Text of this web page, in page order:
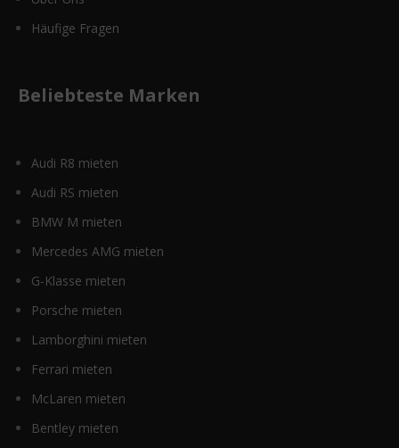
Häufige Fragen
Beliebteste Marken
Audi R8 mieten
Audi RS mieten
BMW M mieten
Mercedes AMG mieten
G-Klasse mieten
Porsche mieten
Lamborghini mieten
Ferrari mieten
McLaren mieten
Bentley mieten